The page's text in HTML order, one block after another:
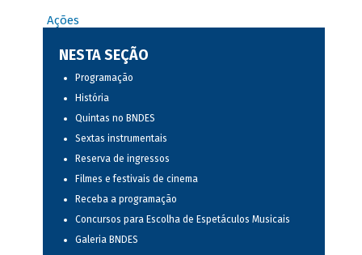
Ações
NESTA SEÇÃO
Programação
História
Quintas no BNDES
Sextas instrumentais
Reserva de ingressos
Filmes e festivais de cinema
Receba a programação
Concursos para Escolha de Espetáculos Musicais
Galeria BNDES